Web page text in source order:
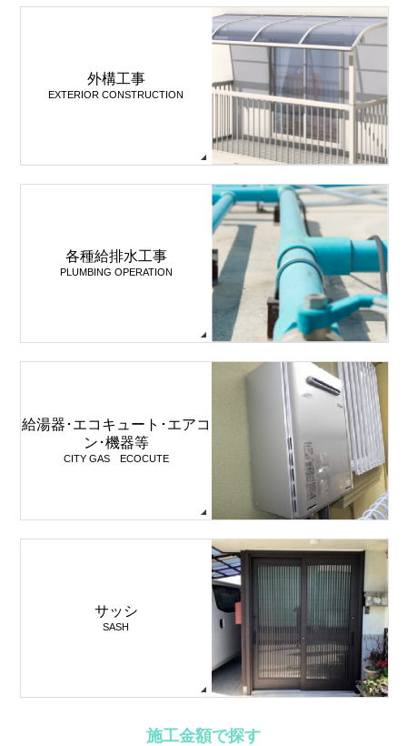
外構工事
EXTERIOR CONSTRUCTION
各種給排水工事
PLUMBING OPERATION
給湯器･エコキュート･エアコ
ン･機器等
CITY GAS ECOCUTE
サッシ
SASH
施工金額で探す